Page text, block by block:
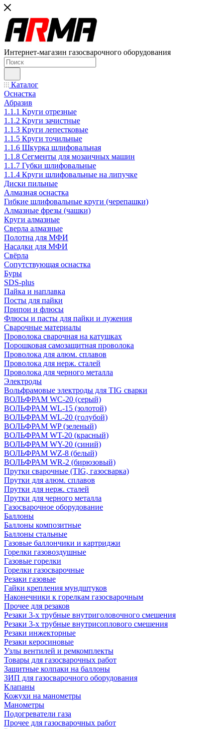
Интернет-магазин газосварочного оборудования
Каталог
Оснастка
Абразив
1.1.1 Круги отрезные
1.1.2 Круги зачистные
1.1.3 Круги лепестковые
1.1.5 Круги точильные
1.1.6 Шкурка шлифовальная
1.1.8 Сегменты для мозаичных машин
1.1.7 Губки шлифовальные
1.1.4 Круги шлифовальные на липучке
Диски пильные
Алмазная оснастка
Гибкие шлифовальные круги (черепашки)
Алмазные фрезы (чашки)
Круги алмазные
Сверла алмазные
Полотна для МФИ
Насадки для МФИ
Свёрла
Сопутствующая оснастка
Буры
SDS-plus
Пайка и наплавка
Посты для пайки
Припои и флюсы
Флюсы и пасты для пайки и лужения
Сварочные материалы
Проволока сварочная на катушках
Порошковая самозащитная проволока
Проволока для алюм. сплавов
Проволока для нерж. сталей
Проволока для черного металла
Электроды
Вольфрамовые электроды для TIG сварки
ВОЛЬФРАМ WC-20 (серый)
ВОЛЬФРАМ WL-15 (золотой)
ВОЛЬФРАМ WL-20 (голубой)
ВОЛЬФРАМ WP (зеленый)
ВОЛЬФРАМ WT-20 (красный)
ВОЛЬФРАМ WY-20 (синий)
ВОЛЬФРАМ WZ-8 (белый)
ВОЛЬФРАМ WR-2 (бирюзовый)
Прутки сварочные (TIG, газосварка)
Прутки для алюм. сплавов
Прутки для нерж. сталей
Прутки для черного металла
Газосварочное оборудование
Баллоны
Баллоны композитные
Баллоны стальные
Газовые баллончики и картриджи
Горелки газовоздушные
Газовые горелки
Горелки газосварочные
Резаки газовые
Гайки крепления мундштуков
Наконечники к горелкам газосварочным
Прочее для резаков
Резаки 3-х трубные внутриголовочного смешения
Резаки 3-х трубные внутрисоплового смешения
Резаки инжекторные
Резаки керосиновые
Узлы вентилей и ремкомплекты
Товары для газосварочных работ
Защитные колпаки на баллоны
ЗИП для газосварочного оборудования
Клапаны
Кожухи на манометры
Манометры
Подогреватели газа
Прочее для газосварочных работ